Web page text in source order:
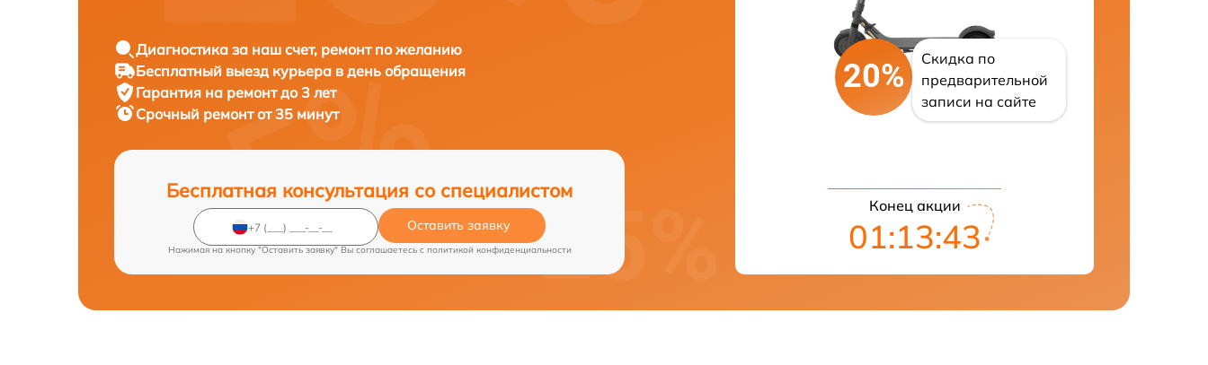
Диагностика за наш счет, ремонт по желанию
Бесплатный выезд курьера в день обращения
Гарантия на ремонт до 3 лет
Срочный ремонт от 35 минут
Бесплатная консультация со специалистом
Оставить заявку
Нажимая на кнопку "Оставить заявку" Вы соглашаетесь c политикой конфиденциальности
20%
Скидка по
предварительной
записи на сайте
Конец акции
01:13:42